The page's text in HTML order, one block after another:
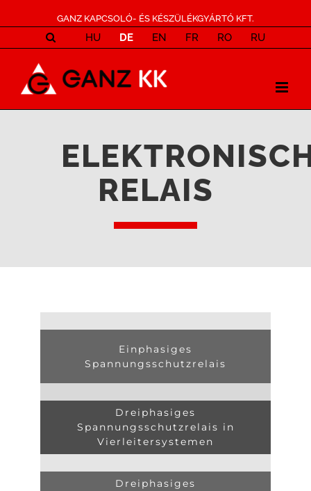
GANZ KAPCSOLÓ- ÉS KÉSZÜLÉKGYÁRTÓ KFT.
HU DE EN FR RO RU
RELAIS
Einphasiges
Spannungsschutzrelais
Dreiphasiges
Spannungsschutzrelais in
Vierleitersystemen
Dreiphasiges